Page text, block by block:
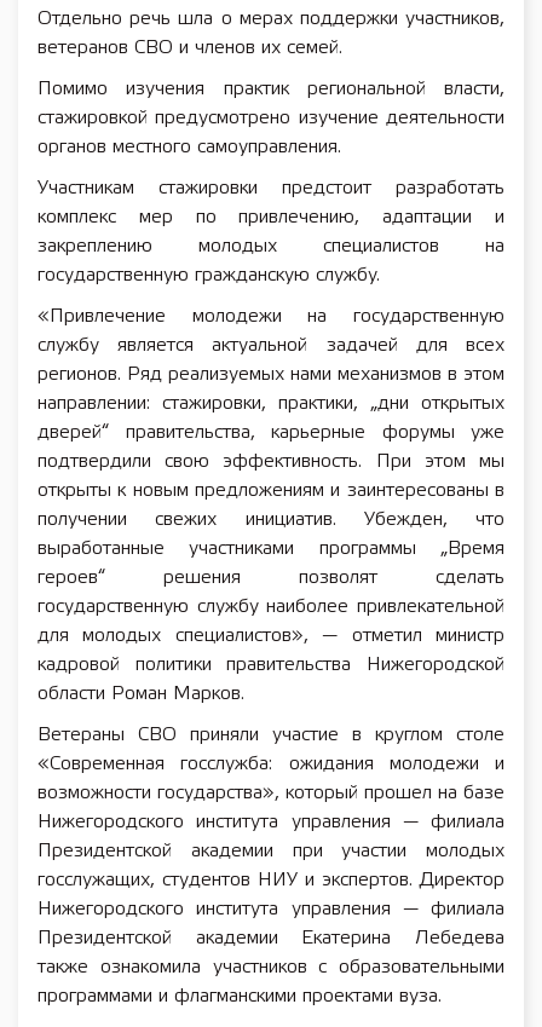
Отдельно речь шла о мерах поддержки участников,
ветеранов СВО и членов их семей.
Помимо изучения практик региональной власти,
стажировкой предусмотрено изучение деятельности
органов местного самоуправления.
Участникам стажировки предстоит разработать
комплекс мер по привлечению, адаптации и
закреплению молодых специалистов на
государственную гражданскую службу.
«Привлечение молодежи на государственную
службу является актуальной задачей для всех
регионов. Ряд реализуемых нами механизмов в этом
направлении: стажировки, практики, „дни открытых
дверей“ правительства, карьерные форумы уже
подтвердили свою эффективность. При этом мы
открыты к новым предложениям и заинтересованы в
получении свежих инициатив. Убежден, что
выработанные участниками программы „Время
героев“ решения позволят сделать
государственную службу наиболее привлекательной
для молодых специалистов», — отметил министр
кадровой политики правительства Нижегородской
области Роман Марков.
Ветераны СВО приняли участие в круглом столе
«Современная госслужба: ожидания молодежи и
возможности государства», который прошел на базе
Нижегородского института управления — филиала
Президентской академии при участии молодых
госслужащих, студентов НИУ и экспертов. Директор
Нижегородского института управления — филиала
Президентской академии Екатерина Лебедева
также ознакомила участников с образовательными
программами и флагманскими проектами вуза.